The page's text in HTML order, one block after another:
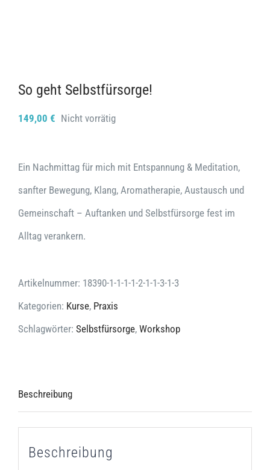
So geht Selbstfürsorge!
149,00 € Nicht vorrätig
Ein Nachmittag für mich mit Entspannung & Meditation,
sanfter Bewegung, Klang, Aromatherapie, Austausch und
Gemeinschaft – Auftanken und Selbstfürsorge fest im
Alltag verankern.
Artikelnummer: 18390-1-1-1-1-2-1-1-3-1-3
Kategorien: Kurse, Praxis
Schlagwörter: Selbstfürsorge, Workshop
Beschreibung
Beschreibung